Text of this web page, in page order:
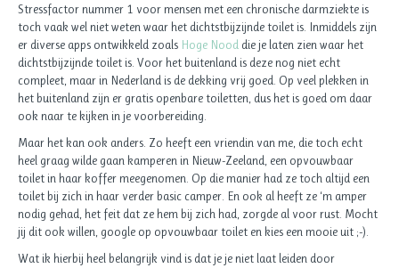
Stressfactor nummer 1 voor mensen met een chronische darmziekte is
toch vaak wel niet weten waar het dichtstbijzijnde toilet is. Inmiddels zijn
er diverse apps ontwikkeld zoals Hoge Nood die je laten zien waar het
dichtstbijzijnde toilet is. Voor het buitenland is deze nog niet echt
compleet, maar in Nederland is de dekking vrij goed. Op veel plekken in
het buitenland zijn er gratis openbare toiletten, dus het is goed om daar
ook naar te kijken in je voorbereiding.
Maar het kan ook anders. Zo heeft een vriendin van me, die toch echt
heel graag wilde gaan kamperen in Nieuw-Zeeland, een opvouwbaar
toilet in haar koffer meegenomen. Op die manier had ze toch altijd een
toilet bij zich in haar verder basic camper. En ook al heeft ze ‘m amper
nodig gehad, het feit dat ze hem bij zich had, zorgde al voor rust. Mocht
jij dit ook willen, google op opvouwbaar toilet en kies een mooie uit ;-).
Wat ik hierbij heel belangrijk vind is dat je je niet laat leiden door